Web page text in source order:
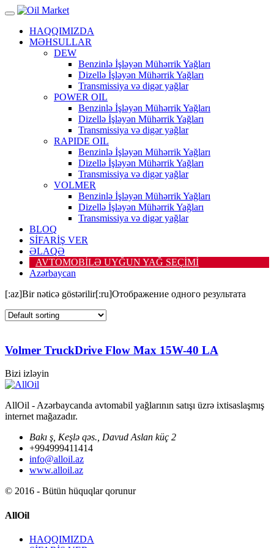
HAQQIMIZDA
MƏHSULLAR
DEW
Benzinlə İşləyən Mühərrik Yağları
Dizellə İşləyən Mühərrik Yağları
Transmissiya və digər yağlar
POWER OIL
Benzinlə İşləyən Mühərrik Yağları
Dizellə İşləyən Mühərrik Yağları
Transmissiya və digər yağlar
RAPIDE OIL
Benzinlə İşləyən Mühərrik Yağları
Dizellə İşləyən Mühərrik Yağları
Transmissiya və digər yağlar
VOLMER
Benzinlə İşləyən Mühərrik Yağları
Dizellə İşləyən Mühərrik Yağları
Transmissiya və digər yağlar
BLOQ
SİFARİŞ VER
ƏLAQƏ
AVTOMOBİLƏ UYĞUN YAĞ SEÇİMİ
Azərbaycan
[:az]Bir nəticə göstərilir[:ru]Отображение одного результата
Volmer TruckDrive Flow Max 15W-40 LA
Bizi izləyin
AllOil - Azərbaycanda avtomabil yağlarının satışı üzrə ixtisaslaşmış
internet mağazadır.
Bakı ş, Keşlə qəs., Davud Aslan küç 2
+994999411414
info@alloil.az
www.alloil.az
© 2016 - Bütün hüquqlar qorunur
AllOil
HAQQIMIZDA